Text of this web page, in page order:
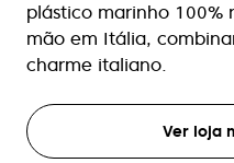
plástico marinho 100%
mão em Itália,
charme italiano.
Ver loja